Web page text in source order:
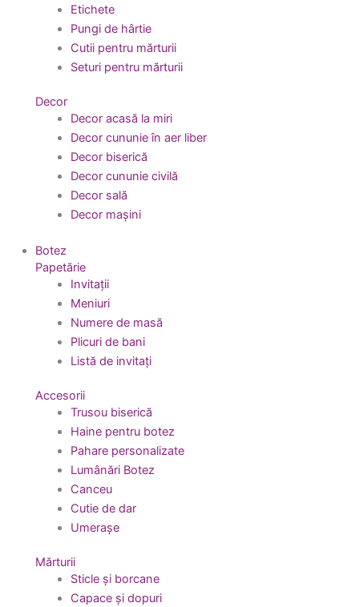
Etichete
Pungi de hârtie
Cutii pentru mărturii
Seturi pentru mărturii
Decor
Decor acasă la miri
Decor cununie în aer liber
Decor biserică
Decor cununie civilă
Decor sală
Decor mașini
Botez
Papetărie
Invitații
Meniuri
Numere de masă
Plicuri de bani
Listă de invitați
Accesorii
Trusou biserică
Haine pentru botez
Pahare personalizate
Lumânări Botez
Canceu
Cutie de dar
Umerașe
Mărturii
Sticle și borcane
Capace și dopuri